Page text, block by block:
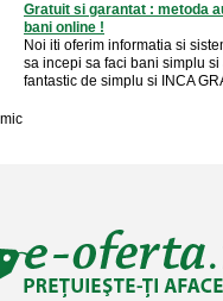
Gratuit si garantat : metoda
bani online !
Noi iti oferim informatia si
sa incepi sa faci bani simplu si
fantastic de simplu si INCA
mic